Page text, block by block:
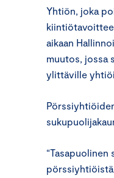
Yhtiön, joka
aikaan
muutos, jossa
ylittäville
“Tasapuolinen